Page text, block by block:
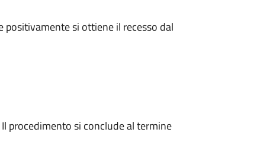
si ottiene il recesso dal
procedimento si conclude al termine